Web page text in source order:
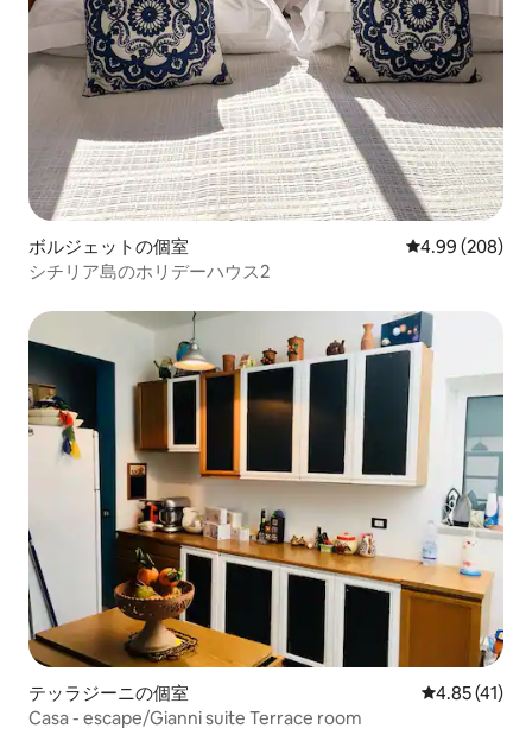
ボルジェットの個室 レビュー208
4.99 (208)
シチリア島のホリデーハウス2
テッラジーニの個室 レビュー41
4.85 (41)
Casa - escape/Gianni suite Terrace room